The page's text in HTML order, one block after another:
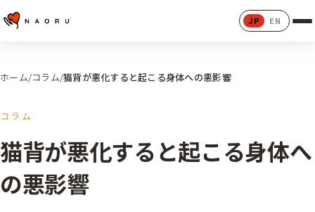
JP EN
ホーム/コラム/猫背が悪化すると起こる身体への悪影響
コラム
猫背が悪化すると起こる身体へ
の悪影響